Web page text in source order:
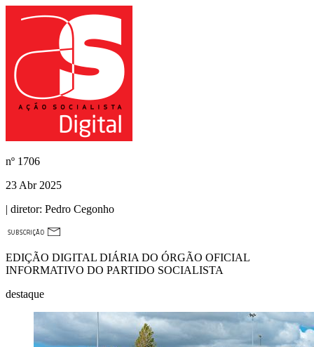
nº 1706
23 Abr 2025
| diretor: Pedro Cegonho
EDIÇÃO DIGITAL DIÁRIA DO ÓRGÃO OFICIAL
INFORMATIVO DO PARTIDO SOCIALISTA
destaque